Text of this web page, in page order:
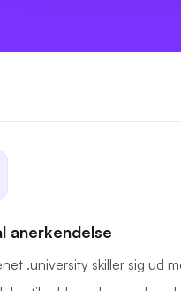
anerkendelse
.university skiller sig ud